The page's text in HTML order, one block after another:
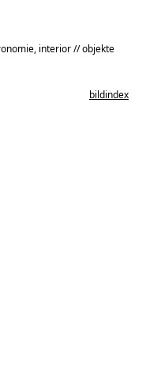
interior // objekte
bildindex